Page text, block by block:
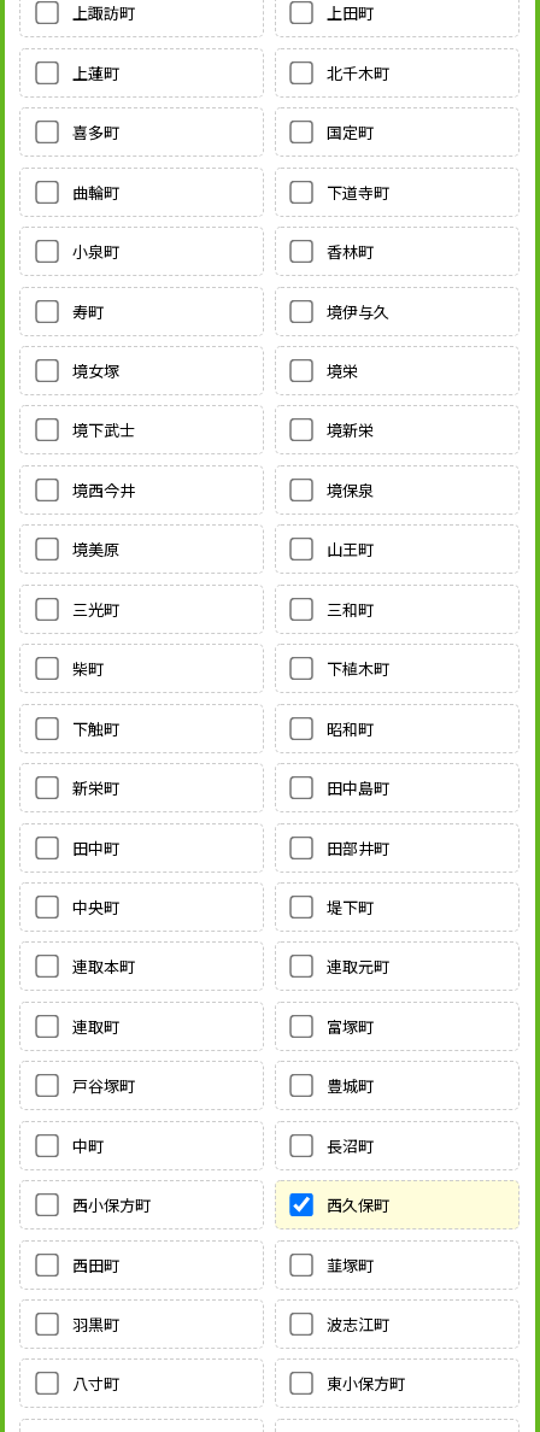
上諏訪町 上田町
上蓮町 北千木町
喜多町 国定町
曲輪町 下道寺町
小泉町 香林町
寿町 境伊与久
境女塚 境栄
境下武士 境新栄
境西今井 境保泉
境美原 山王町
三光町 三和町
柴町 下植木町
下触町 昭和町
新栄町 田中島町
田中町 田部井町
中央町 堤下町
連取本町 連取元町
連取町 富塚町
戸谷塚町 豊城町
中町 長沼町
西小保方町 西久保町
西田町 韮塚町
羽黒町 波志江町
八寸町 東小保方町